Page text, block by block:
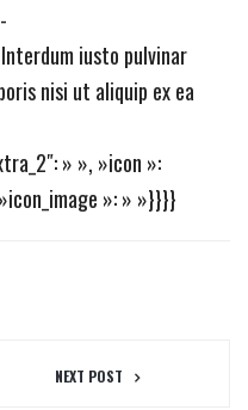
iusto pulvinar
nisi ut aliquip ex ea
» », »icon »:
»: » »}}}}
NEXT POST